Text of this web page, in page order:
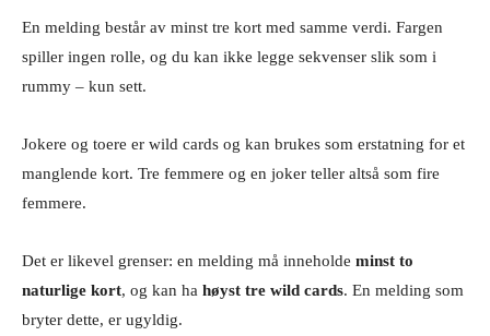
En melding består av minst tre kort med samme verdi. Fargen
spiller ingen rolle, og du kan ikke legge sekvenser slik som i
rummy – kun sett.
Jokere og toere er wild cards og kan brukes som erstatning for et
manglende kort. Tre femmere og en joker teller altså som fire
femmere.
Det er likevel grenser: en melding må inneholde minst to
naturlige kort, og kan ha høyst tre wild cards. En melding som
bryter dette, er ugyldig.